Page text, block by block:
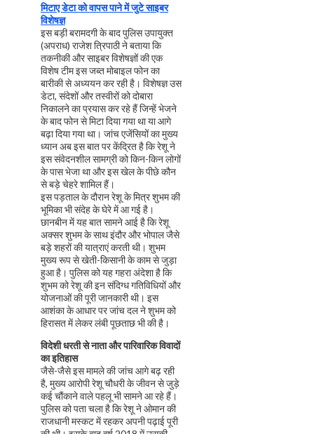
मिटाए डेटा को वापस पाने में जुटे साइबर
विशेषज्ञ
इस बड़ी बरामदगी के बाद पुलिस उपायुक्त
(अपराध) राजेश त्रिपाठी ने बताया कि
तकनीकी और साइबर विशेषज्ञों की एक
विशेष टीम इस जब्त मोबाइल फोन का
बारीकी से अध्ययन कर रही है। विशेषज्ञ उस
डेटा, संदेशों और तस्वीरों को दोबारा
निकालने का प्रयास कर रहे हैं जिन्हें भेजने
के बाद फोन से मिटा दिया गया था या आगे
बढ़ा दिया गया था। जांच एजेंसियों का मुख्य
ध्यान अब इस बात पर केंद्रित है कि रेशू ने
इस संवेदनशील सामग्री को किन-किन लोगों
के पास भेजा था और इस खेल के पीछे कौन
से बड़े चेहरे शामिल हैं।
इस पड़ताल के दौरान रेशू के मित्र शुभम की
भूमिका भी संदेह के घेरे में आ गई है।
छानबीन में यह बात सामने आई है कि रेशू
अक्सर शुभम के साथ इंदौर और भोपाल जैसे
बड़े शहरों की यात्राएं करती थी। शुभम
मुख्य रूप से खेती-किसानी के काम से जुड़ा
हुआ है। पुलिस को यह गहरा अंदेशा है कि
शुभम को रेशू की इन संदिग्ध गतिविधियों और
योजनाओं की पूरी जानकारी थी। इस
आशंका के आधार पर जांच दल ने शुभम को
हिरासत में लेकर लंबी पूछताछ भी की है।
विदेशी धरती से नाता और पारिवारिक विवादों
का इतिहास
जैसे-जैसे इस मामले की जांच आगे बढ़ रही
है, मुख्य आरोपी रेशू चौधरी के जीवन से जुड़े
कई चौंकाने वाले पहलू भी सामने आ रहे हैं।
पुलिस को पता चला है कि रेशू ने ओमान की
राजधानी मस्कट में रहकर अपनी पढ़ाई पूरी